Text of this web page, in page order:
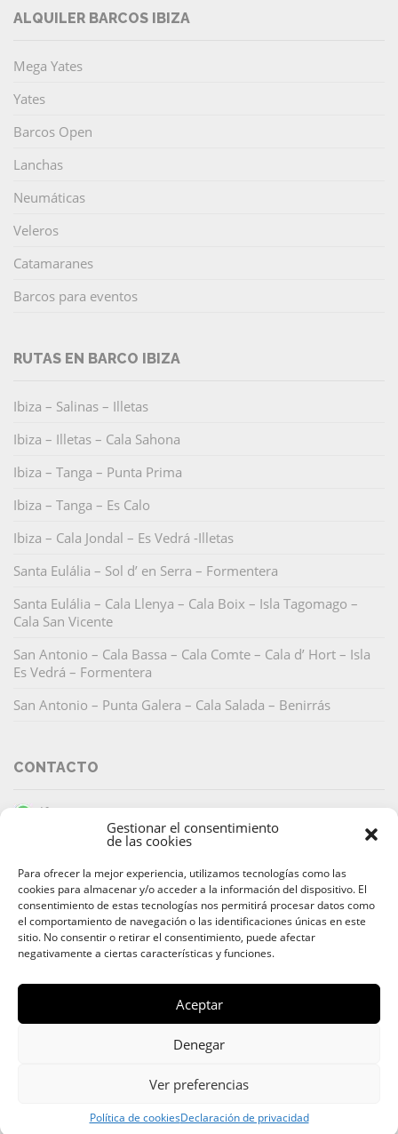
Gestionar el consentimiento
de las cookies
Para ofrecer la mejor experiencia, utilizamos tecnologías como las
cookies para almacenar y/o acceder a la información del dispositivo. El
consentimiento de estas tecnologías nos permitirá procesar datos como
el comportamiento de navegación o las identificaciones únicas en este
sitio. No consentir o retirar el consentimiento, puede afectar
negativamente a ciertas características y funciones.
Aceptar
Denegar
Ver preferencias
Política de cookiesDeclaración de privacidad
ALQUILER BARCOS IBIZA
Mega Yates
Yates
Barcos Open
Lanchas
Neumáticas
Veleros
Catamaranes
Barcos para eventos
RUTAS EN BARCO IBIZA
Ibiza – Salinas – Illetas
Ibiza – Illetas – Cala Sahona
Ibiza – Tanga – Punta Prima
Ibiza – Tanga – Es Calo
Ibiza – Cala Jondal – Es Vedrá -Illetas
Santa Eulália – Sol d’ en Serra – Formentera
Santa Eulália – Cala Llenya – Cala Boix – Isla Tagomago –
Cala San Vicente
San Antonio – Cala Bassa – Cala Comte – Cala d’ Hort – Isla
Es Vedrá – Formentera
San Antonio – Punta Galera – Cala Salada – Benirrás
CONTACTO
Tlf: +34 649 633 299
info@barracudaibiza.com
PAGO SEGURO
© 2026 Alquiler & Venta de Barcos, Yates, Lanchas Ibiza |
Ibiza,Islas Baleares